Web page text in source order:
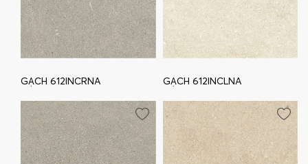
GẠCH 612INCRNA GẠCH 612INCLNA